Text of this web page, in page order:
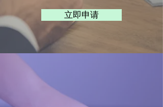
立即申请